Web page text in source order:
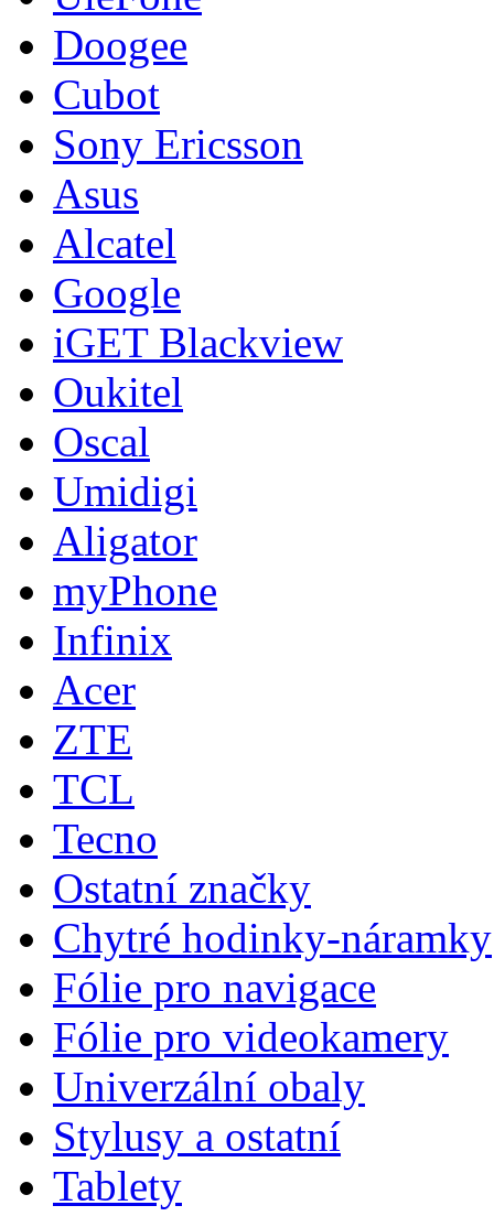
Doogee
Cubot
Sony Ericsson
Asus
Alcatel
Google
iGET Blackview
Oukitel
Oscal
Umidigi
Aligator
myPhone
Infinix
Acer
ZTE
TCL
Tecno
Ostatní značky
Chytré hodinky-náramky
Fólie pro navigace
Fólie pro videokamery
Univerzální obaly
Stylusy a ostatní
Tablety